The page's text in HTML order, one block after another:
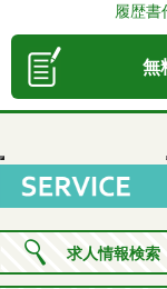
履歴書
無
求人情報検索